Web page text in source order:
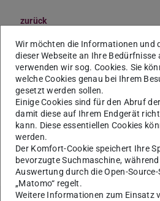
zurück
Sitzung am 16.
13:00 Uhr; Ort: S3|13 Raum 16
16.07.2026
Unterlagen müssen
eingereicht werden.
Wir möchten die Informationen und
dieser Webseite an Ihre Bedürfnisse
verwenden wir sog. Cookies. Sie
welche Cookies genau bei Ihrem
gesetzt werden sollen.
Einige Cookies sind für den Abruf
damit diese auf Ihrem Endgerät
kann. Diese essentiellen Cookies
werden.
Der Komfort-Cookie speichert Ihre
bevorzugte Suchmaschine,
Auswertung durch die Open-
„Matomo“ regelt.
Weitere Informationen zum Einsatz